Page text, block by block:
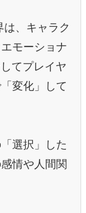
は、キャラク
モーショナ
てプレイヤ
変化」して
選択」した
情や人間関